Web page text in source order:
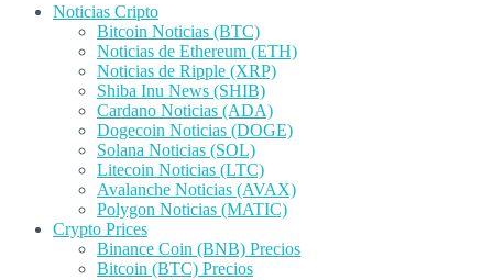
Noticias Cripto
Bitcoin Noticias (BTC)
Noticias de Ethereum (ETH)
Noticias de Ripple (XRP)
Shiba Inu News (SHIB)
Cardano Noticias (ADA)
Dogecoin Noticias (DOGE)
Solana Noticias (SOL)
Litecoin Noticias (LTC)
Avalanche Noticias (AVAX)
Polygon Noticias (MATIC)
Crypto Prices
Binance Coin (BNB) Precios
Bitcoin (BTC) Precios